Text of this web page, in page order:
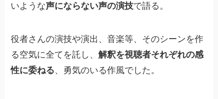
いような声にならない声の演技で語る。
役者さんの演技や演出、音楽等、そのシーンを作
る空気に全てを託し、解釈を視聴者それぞれの感
性に委ねる、勇気のいる作風でした。